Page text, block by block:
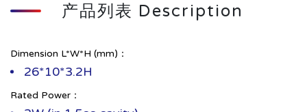
产品列表 Description
Dimension L*W*H (mm)：
26*10*3.2H
Rated Power：